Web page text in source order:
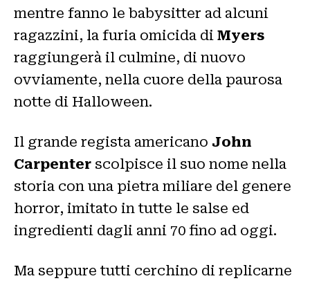
mentre fanno le babysitter ad alcuni
ragazzini, la furia omicida di Myers
raggiungerà il culmine, di nuovo
ovviamente, nella cuore della paurosa
notte di Halloween.
Il grande regista americano John
Carpenter scolpisce il suo nome nella
storia con una pietra miliare del genere
horror, imitato in tutte le salse ed
ingredienti dagli anni 70 fino ad oggi.
Ma seppure tutti cerchino di replicarne